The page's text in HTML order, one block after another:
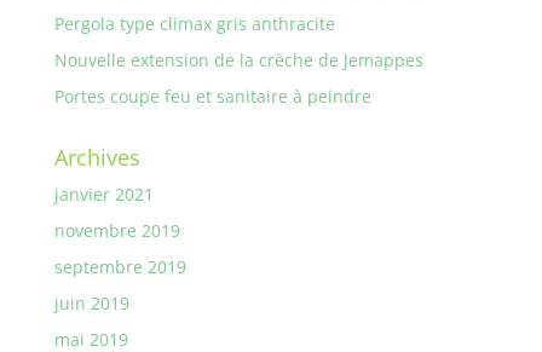
Pergola type climax gris anthracite
Nouvelle extension de la crèche de Jemappes
Portes coupe feu et sanitaire à peindre
Archives
janvier 2021
novembre 2019
septembre 2019
juin 2019
mai 2019